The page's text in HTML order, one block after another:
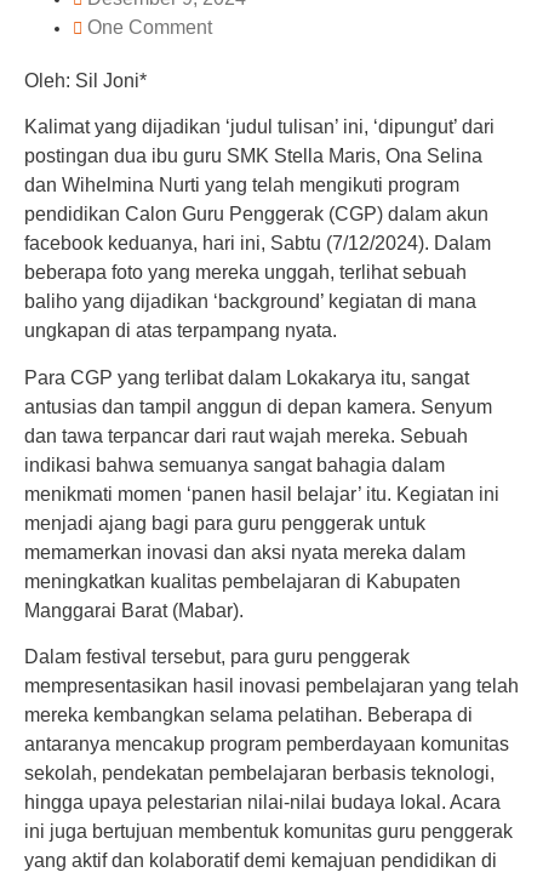
One Comment
Oleh: Sil Joni*
Kalimat yang dijadikan ‘judul tulisan’ ini, ‘dipungut’ dari
postingan dua ibu guru SMK Stella Maris, Ona Selina
dan Wihelmina Nurti yang telah mengikuti program
pendidikan Calon Guru Penggerak (CGP) dalam akun
facebook keduanya, hari ini, Sabtu (7/12/2024). Dalam
beberapa foto yang mereka unggah, terlihat sebuah
baliho yang dijadikan ‘background’ kegiatan di mana
ungkapan di atas terpampang nyata.
Para CGP yang terlibat dalam Lokakarya itu, sangat
antusias dan tampil anggun di depan kamera. Senyum
dan tawa terpancar dari raut wajah mereka. Sebuah
indikasi bahwa semuanya sangat bahagia dalam
menikmati momen ‘panen hasil belajar’ itu. Kegiatan ini
menjadi ajang bagi para guru penggerak untuk
memamerkan inovasi dan aksi nyata mereka dalam
meningkatkan kualitas pembelajaran di Kabupaten
Manggarai Barat (Mabar).
Dalam festival tersebut, para guru penggerak
mempresentasikan hasil inovasi pembelajaran yang telah
mereka kembangkan selama pelatihan. Beberapa di
antaranya mencakup program pemberdayaan komunitas
sekolah, pendekatan pembelajaran berbasis teknologi,
hingga upaya pelestarian nilai-nilai budaya lokal. Acara
ini juga bertujuan membentuk komunitas guru penggerak
yang aktif dan kolaboratif demi kemajuan pendidikan di